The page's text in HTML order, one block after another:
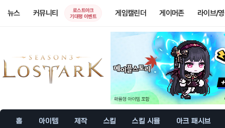
뉴스 커뮤니티
로스트아크
기대평 이벤트
게임캘린더 게이머존 라이브/
홈 아이템 제작 스킬 스킬 시뮬 아크 패시브